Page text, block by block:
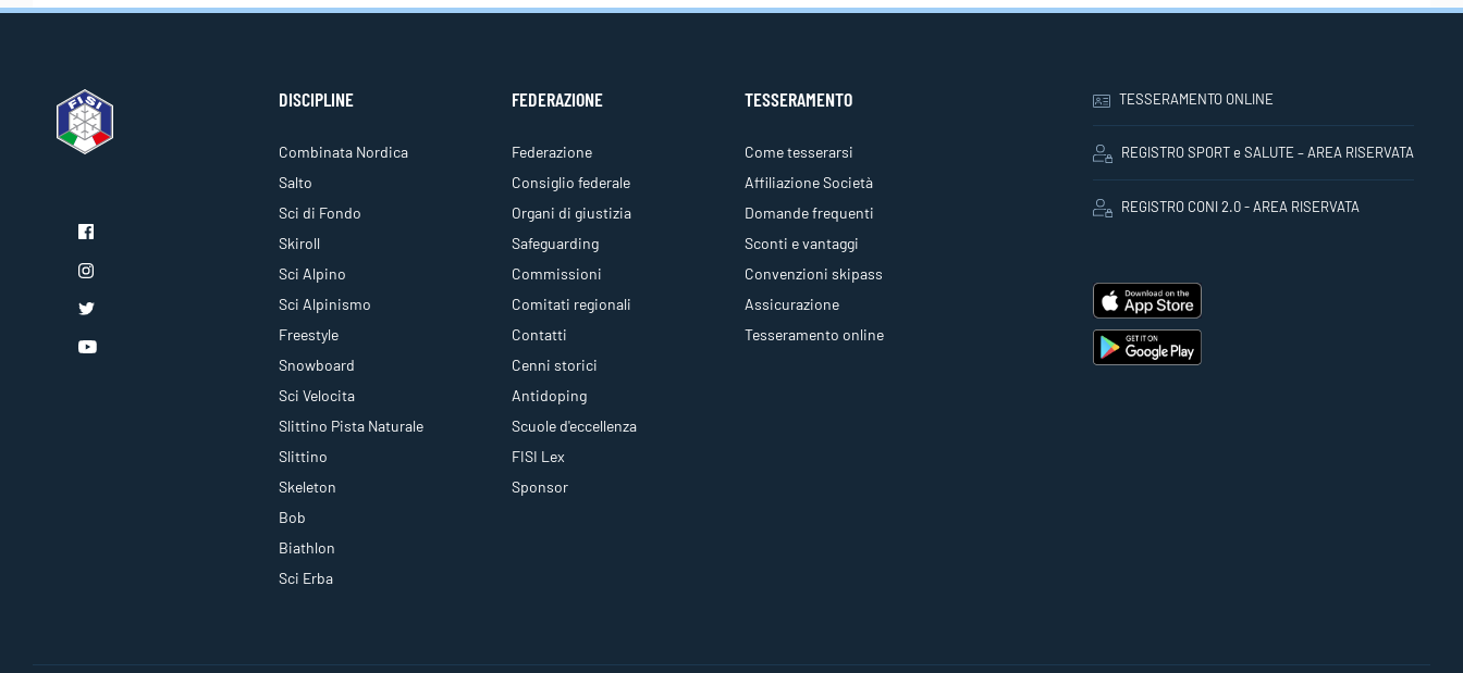
DISCIPLINE
Combinata Nordica
Salto
Sci di Fondo
Skiroll
Sci Alpino
Sci Alpinismo
Freestyle
Snowboard
Sci Velocita
Slittino Pista Naturale
Slittino
Skeleton
Bob
Biathlon
Sci Erba
FEDERAZIONE
Federazione
Consiglio federale
Organi di giustizia
Safeguarding
Commissioni
Comitati regionali
Contatti
Cenni storici
Antidoping
Scuole d'eccellenza
FISI Lex
Sponsor
TESSERAMENTO
Come tesserarsi
Affiliazione Società
Domande frequenti
Sconti e vantaggi
Convenzioni skipass
Assicurazione
Tesseramento online
TESSERAMENTO ONLINE
REGISTRO SPORT e SALUTE – AREA RISERVATA
REGISTRO CONI 2.0 - AREA RISERVATA